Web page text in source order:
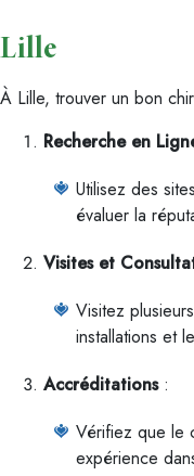
Lille
À Lille, trouver un bon
Recherche en
Utilisez des
évaluer la
Visites et
Visitez
installations et
Accréditations:
Vérifiez que le
expérience